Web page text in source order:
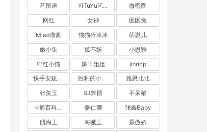
艺图语 YiTuYu艺图语
微密圈
网红
女神
困困兔
Miao喵酱
猫猫碎冰冰
萌崽儿
嫩小兔
狐不妖
小恩雅
绯红小猫
饼干姐姐
jinricp
快手安妮朵朵
胜利的小生活
雅恩北北
张贺玉
BJ舞团
不呆猫
卡通百科老王
姜仁卿
张鑫Baby
航海王
海贼王
聂傲娇